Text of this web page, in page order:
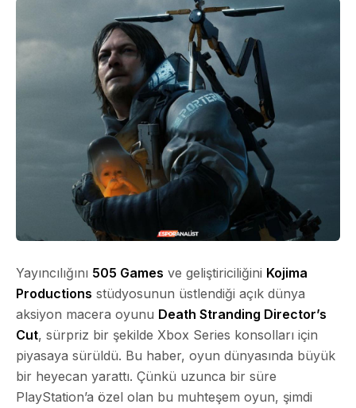
Yayıncılığını 505 Games ve geliştiriciliğini Kojima
Productions stüdyosunun üstlendiği açık dünya
aksiyon macera oyunu Death Stranding Director’s
Cut, sürpriz bir şekilde Xbox Series konsolları için
piyasaya sürüldü. Bu haber, oyun dünyasında büyük
bir heyecan yarattı. Çünkü uzunca bir süre
PlayStation’a özel olan bu muhteşem oyun, şimdi